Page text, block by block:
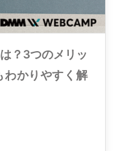
？3つのメリッ
わかりやすく解